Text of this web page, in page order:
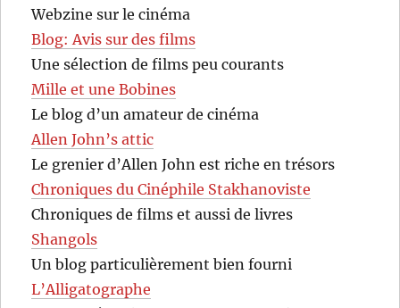
Webzine sur le cinéma
Blog: Avis sur des films
Une sélection de films peu courants
Mille et une Bobines
Le blog d’un amateur de cinéma
Allen John’s attic
Le grenier d’Allen John est riche en trésors
Chroniques du Cinéphile Stakhanoviste
Chroniques de films et aussi de livres
Shangols
Un blog particulièrement bien fourni
L’Alligatographe